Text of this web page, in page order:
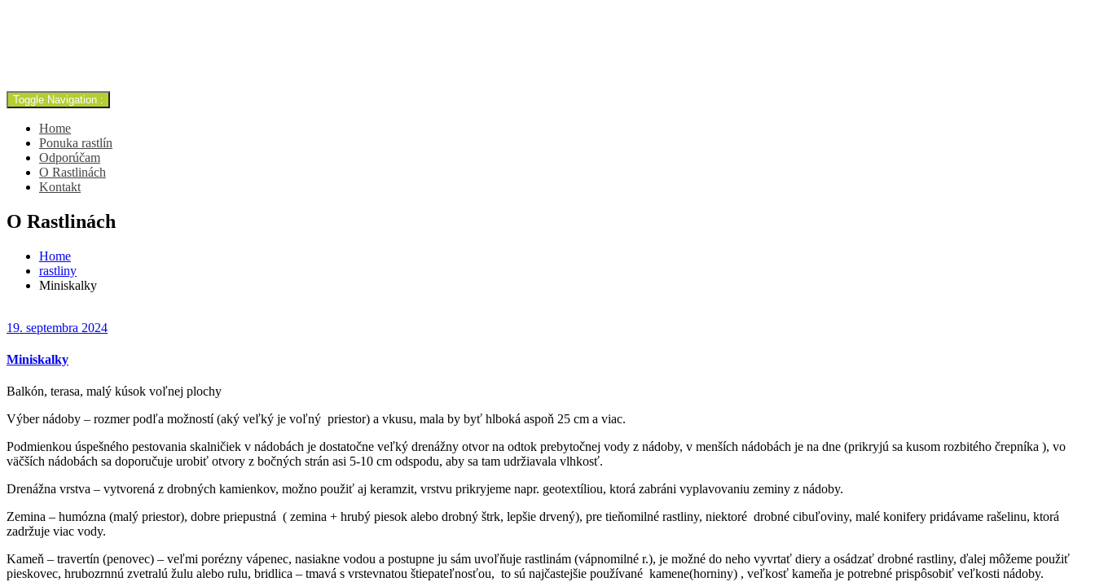
Toggle Navigation :
Home
Ponuka rastlín
Odporúčam
O Rastlinách
Kontakt
O Rastlinách
Home
rastliny
Miniskalky
19. septembra 2024
Miniskalky
Balkón, terasa, malý kúsok voľnej plochy
Výber nádoby – rozmer podľa možností (aký veľký je voľný priestor) a vkusu, mala by byť hlboká aspoň 25 cm a viac.
Podmienkou úspešného pestovania skalničiek v nádobách je dostatočne veľký drenážny otvor na odtok prebytočnej vody z nádoby, v menších nádobách je na dne (prikryjú sa kusom rozbitého črepníka ), vo
väčších nádobách sa doporučuje urobiť otvory z bočných strán asi 5-10 cm odspodu, aby sa tam udržiavala vlhkosť.
Drenážna vrstva – vytvorená z drobných kamienkov, možno použiť aj keramzit, vrstvu prikryjeme napr. geotextíliou, ktorá zabráni vyplavovaniu zeminy z nádoby.
Zemina – humózna (malý priestor), dobre priepustná ( zemina + hrubý piesok alebo drobný štrk, lepšie drvený), pre tieňomilné rastliny, niektoré drobné cibuľoviny, malé konifery pridávame rašelinu, ktorá
zadržuje viac vody.
Kameň – travertín (penovec) – veľmi porézny vápenec, nasiakne vodou a postupne ju sám uvoľňuje rastlinám (vápnomilné r.), je možné do neho vyvrtať diery a osádzať drobné rastliny, ďalej môžeme použiť
pieskovec, hrubozrnnú zvetralú žulu alebo rulu, bridlica – tmavá s vrstevnatou štiepateľnosťou, to sú najčastejšie používané kamene(horniny) , veľkosť kameňa je potrebné prispôsobiť veľkosti nádoby.